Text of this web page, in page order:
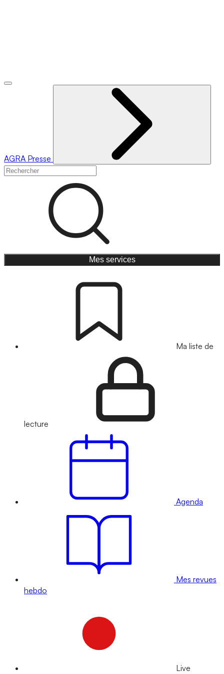
AGRA Presse
Mes services
Ma liste de
lecture
Agenda
Mes revues
hebdo
Live